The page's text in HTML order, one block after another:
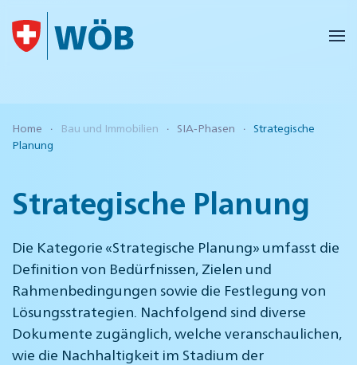
Skip to main content
Home Bau und Immobilien SIA-Phasen
Strategische
Planung
Strategische Planung
Die Kategorie «Strategische Planung» umfasst die
Definition von Bedürfnissen, Zielen und
Rahmenbedingungen sowie die Festlegung von
Lösungsstrategien. Nachfolgend sind diverse
Dokumente zugänglich, welche veranschaulichen,
wie die Nachhaltigkeit im Stadium der